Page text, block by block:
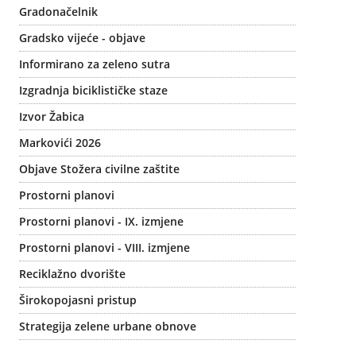
Gradonačelnik
Gradsko vijeće - objave
Informirano za zeleno sutra
Izgradnja biciklističke staze
Izvor Žabica
Markovići 2026
Objave Stožera civilne zaštite
Prostorni planovi
Prostorni planovi - IX. izmjene
Prostorni planovi - VIII. izmjene
Reciklažno dvorište
Širokopojasni pristup
Strategija zelene urbane obnove